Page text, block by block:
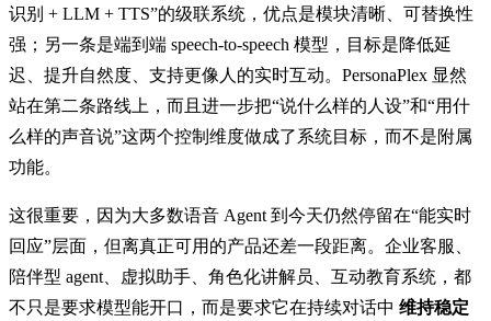
识别 + LLM + TTS”的级联系统，优点是模块清晰、可替换性
强；另一条是端到端 speech-to-speech 模型，目标是降低延
迟、提升自然度、支持更像人的实时互动。PersonaPlex 显然
站在第二条路线上，而且进一步把“说什么样的人设”和“用什
么样的声音说”这两个控制维度做成了系统目标，而不是附属
功能。
这很重要，因为大多数语音 Agent 到今天仍然停留在“能实时
回应”层面，但离真正可用的产品还差一段距离。企业客服、
陪伴型 agent、虚拟助手、角色化讲解员、互动教育系统，都
不只是要求模型能开口，而是要求它在持续对话中 维持稳定